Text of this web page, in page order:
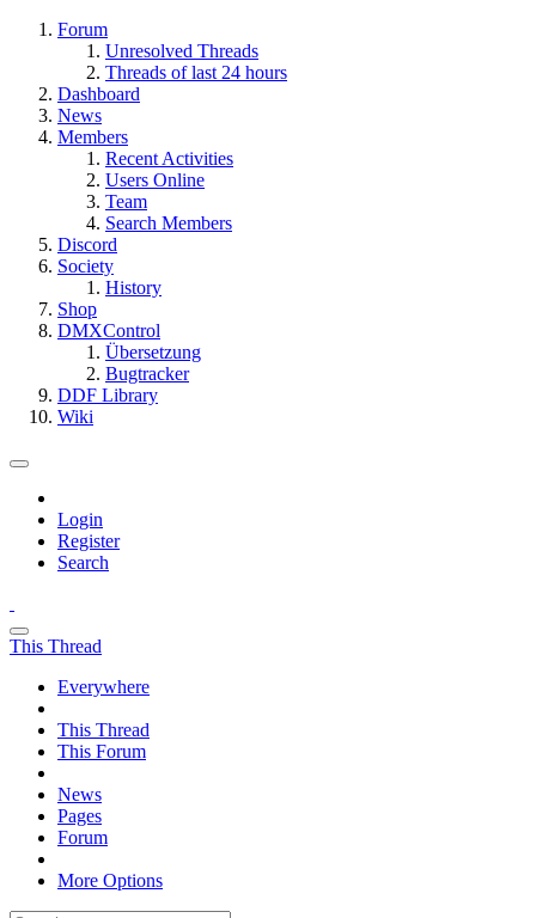
Forum
Unresolved Threads
Threads of last 24 hours
Dashboard
News
Members
Recent Activities
Users Online
Team
Search Members
Discord
Society
History
Shop
DMXControl
Übersetzung
Bugtracker
DDF Library
Wiki
Login
Register
Search
This Thread
Everywhere
This Thread
This Forum
News
Pages
Forum
More Options